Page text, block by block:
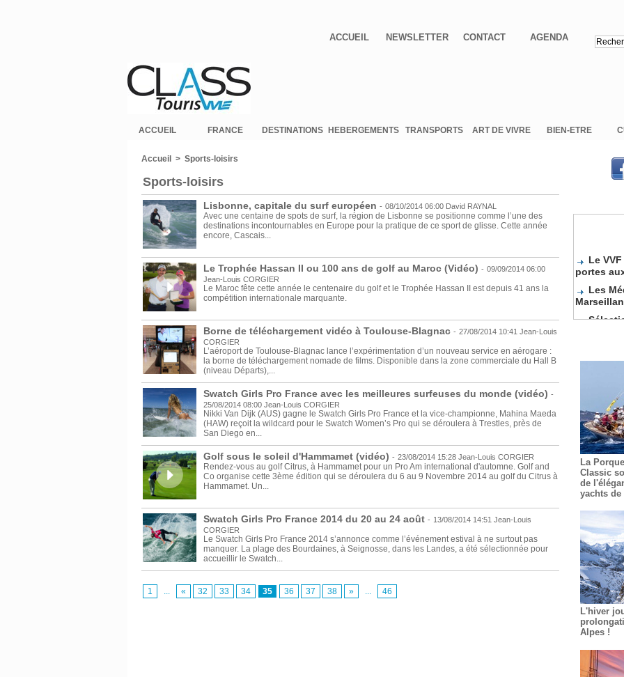
ACCUEIL NEWSLETTER CONTACT AGENDA
ACCUEIL FRANCE DESTINATIONS HEBERGEMENTS TRANSPORTS ART DE VIVRE BIEN-ETRE
Accueil > Sports-loisirs
Sports-loisirs
Lisbonne, capitale du surf européen - 08/10/2014 06:00 David RAYNAL
Avec une centaine de spots de surf, la région de Lisbonne se positionne comme l’une des
destinations incontournables en Europe pour la pratique de ce sport de glisse. Cette année
encore, Cascais...
Le Trophée Hassan II ou 100 ans de golf au Maroc (Vidéo) - 09/09/2014 06:00
Jean-Louis CORGIER
Le Maroc fête cette année le centenaire du golf et le Trophée Hassan II est depuis 41 ans la
compétition internationale marquante.
Borne de téléchargement vidéo à Toulouse-Blagnac - 27/08/2014 10:41 Jean-Louis
CORGIER
L’aéroport de Toulouse-Blagnac lance l’expérimentation d’un nouveau service en aérogare :
la borne de téléchargement nomade de films. Disponible dans la zone commerciale du Hall B
(niveau Départs),...
Swatch Girls Pro France avec les meilleures surfeuses du monde (vidéo) -
25/08/2014 08:00 Jean-Louis CORGIER
Nikki Van Dijk (AUS) gagne le Swatch Girls Pro France et la vice-championne, Mahina Maeda
(HAW) reçoit la wildcard pour le Swatch Women’s Pro qui se déroulera à Trestles, près de
San Diego en...
Golf sous le soleil d'Hammamet (vidéo) - 23/08/2014 15:28 Jean-Louis CORGIER
Rendez-vous au golf Citrus, à Hammamet pour un Pro Am international d'automne. Golf and
Co organise cette 3ème édition qui se déroulera du 6 au 9 Novembre 2014 au golf du Citrus à
Hammamet. Un...
Swatch Girls Pro France 2014 du 20 au 24 août - 13/08/2014 14:51 Jean-Louis
CORGIER
Le Swatch Girls Pro France 2014 s’annonce comme l’événement estival à ne surtout pas
manquer. La plage des Bourdaines, à Seignosse, dans les Landes, a été sélectionnée pour
accueillir le Swatch...
1 ... « 32 33 34 35 36 37 38 » ... 46
portes
De
Les
La
Guide
La
Classic
de
yachts
L'hiver
Alpes !